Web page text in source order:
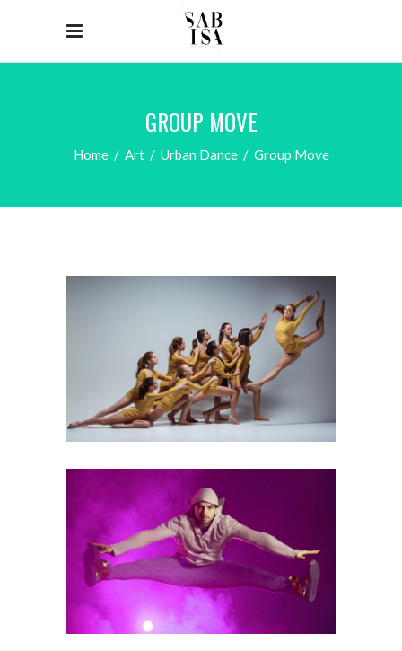
GROUP MOVE
Home/ Art/ Urban Dance/ Group Move